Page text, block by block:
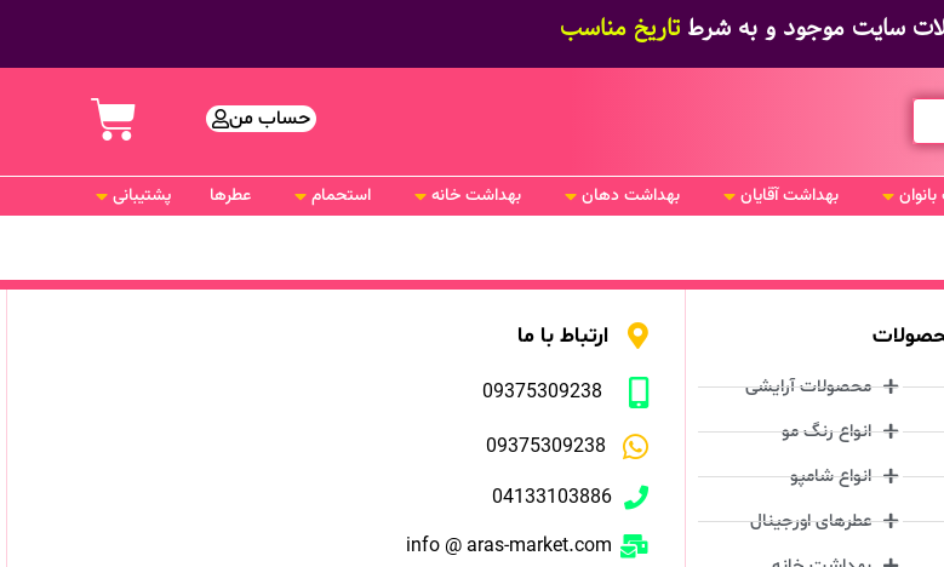
سایت موجود و به شرط تاریخ مناسب
حساب من
بهداشت آقایان بهداشت دهان بهداشت خانه استحمام عطرها پشتیبانی
محصولات آرایشی
انواع رنگ مو
انواع شامپو
عطرهای اورجینال
ارتباط با ما
09375309238
09375309238
04133103886
info @ aras-market.com